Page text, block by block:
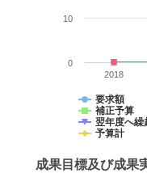
要求額
補正予算
翌年度へ繰
予算計
2018
0
10
成果目標及び成果